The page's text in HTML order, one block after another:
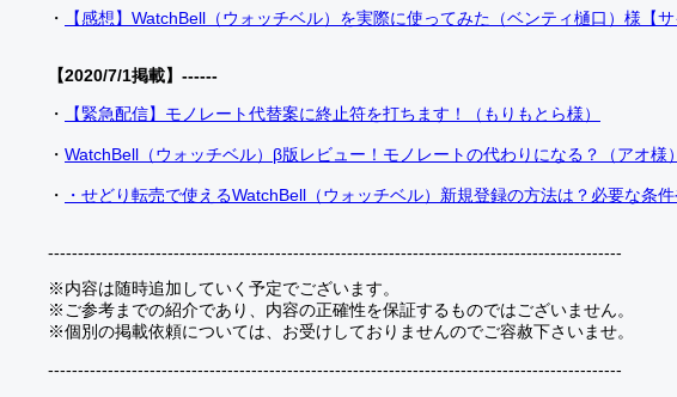
・ 【感想】WatchBell（ウォッチベル）を実際に使ってみた（ベンティ樋口）様【
【2020/7/1掲載】------
・
【緊急配信】モノレート代替案に終止符を打ちます！（もりもとら様）
・ WatchBell（ウォッチベル）β版レビュー！モノレートの代わりになる？（アオ様
・ ・せどり転売で使えるWatchBell（ウォッチベル）新規登録の方法は？必要な条
------------------------------------------------------------------------------------------------
※内容は随時追加していく予定でございます。
※ご参考までの紹介であり、内容の正確性を保証するものではございません。
※個別の掲載依頼については、お受けしておりませんのでご容赦下さいませ。
------------------------------------------------------------------------------------------------